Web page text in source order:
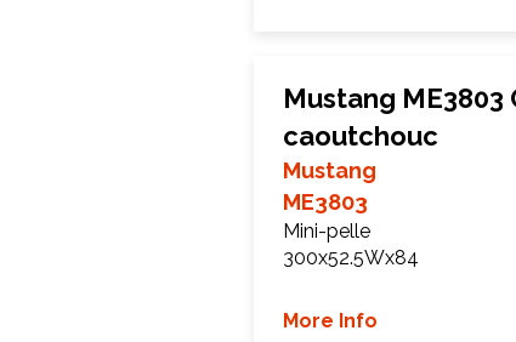
Mustang ME3803
caoutchouc
Mustang
ME3803
Mini-pelle
300x52.5Wx84
More Info